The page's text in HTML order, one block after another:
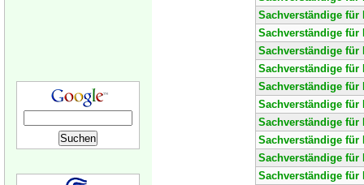
Sachverständige für
Sachverständige für
Sachverständige für
Sachverständige für
Sachverständige für
Sachverständige für
Sachverständige für
Sachverständige für
Sachverständige für
Sachverständige für